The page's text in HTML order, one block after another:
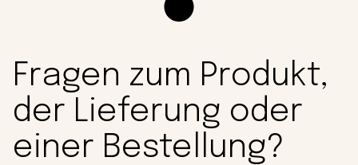
Fragen zum Produkt,
der Lieferung oder
einer Bestellung?